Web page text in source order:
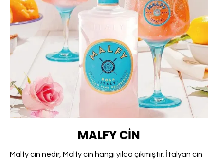
MALFY CIN
Malfy cin nedir, Malfy cin hangi yılda çıkmıştır, İtalyan cin